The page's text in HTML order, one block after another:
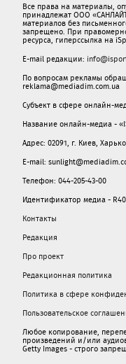
Все права на материалы,
принадлежат ООО
материалов без
запрещено. При
ресурса, гиперссылка на
E-mail редакции:
По вопросам рекламы
reklama@mediadim.com.ua
Субъект в сфере онлайн-
Название онлайн-медиа -
Адрес: 02091, г. Киев,
E-mail:
Телефон: 044-205-43-00
Идентификатор медиа -
Контакты
Редакция
Про проект
Редакционная политика
Политика в сфере
Пользовательское
Любое копирование,
произведений и/или
Getty Images - строго